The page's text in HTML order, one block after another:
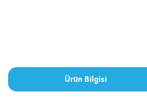
Ürün Bilgisi